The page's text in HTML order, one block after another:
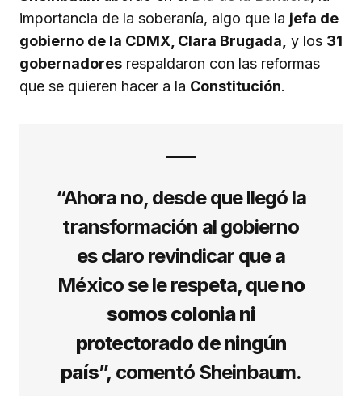
importancia de la soberanía, algo que la jefa de
gobierno de la CDMX, Clara Brugada, y los 31
gobernadores respaldaron con las reformas
que se quieren hacer a la Constitución.
“Ahora no, desde que llegó la
transformación al gobierno
es claro revindicar que a
México se le respeta, queno
somos colonia ni
protectorado de ningún
país”, comentó Sheinbaum.